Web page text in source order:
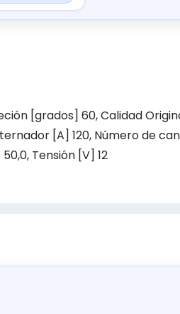
[grados] 60, Calidad
[A] 120, Número de
Tensión [V] 12